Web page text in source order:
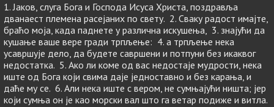
1. Јаков, слуга Бога и Господа Исуса Христа, поздравља
дванаест племена расејаних по свету. 2. Сваку радост имајте,
браћо моја, када паднете у различна искушења, 3. знајући да
кушање ваше вере гради трпљење: 4. а трпљење нека
усавршује дело, да будете савршени и потпуни без икаквог
недостатка. 5. Ако ли коме од вас недостаје мудрости, нека
иште од Бога који свима даје једноставно и без карања, и
даће му се. 6. Али нека иште с вером, не сумњајући ништа; јер
који сумња он је као морски вал што га ветар подиже и витла.